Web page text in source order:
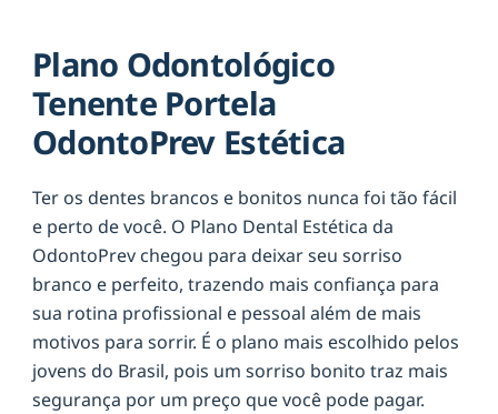
Plano Odontológico
Tenente Portela
OdontoPrev Estética
Ter os dentes brancos e bonitos nunca foi tão fácil
e perto de você. O Plano Dental Estética da
OdontoPrev chegou para deixar seu sorriso
branco e perfeito, trazendo mais confiança para
sua rotina profissional e pessoal além de mais
motivos para sorrir. É o plano mais escolhido pelos
jovens do Brasil, pois um sorriso bonito traz mais
segurança por um preço que você pode pagar.